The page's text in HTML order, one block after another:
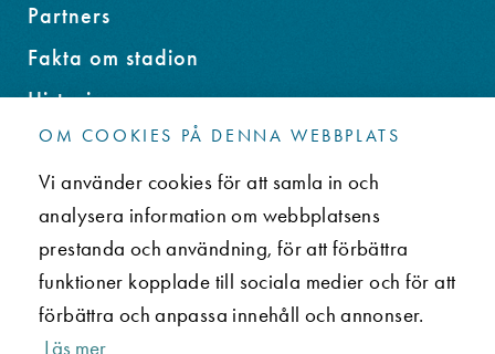
Partners
Fakta om stadion
Historia
Miljöprogram
Stadionstiftelsen
Rekord
Lokalerna
KONTAKT
OM COOKIES PÅ DENNA WEBBPLATS
Vi använder cookies för att samla in och
analysera information om webbplatsens
prestanda och användning, för att förbättra
funktioner kopplade till sociala medier och för att
förbättra och anpassa innehåll och annonser.
Läs mer